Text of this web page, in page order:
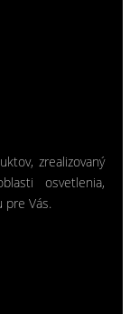
zrealizovaný
osvetlenia,
pre Vás.